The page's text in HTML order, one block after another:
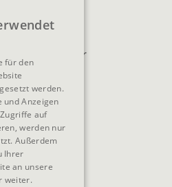
Buchen
Anfragen
Newsletter
AGB
für den
werden.
und Anzeigen
auf
werden nur
Außerdem
Ihrer
an unsere
weiter.